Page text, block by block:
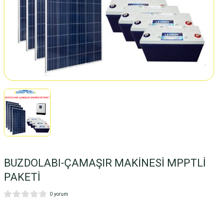
BUZDOLABI-ÇAMAŞIR MAKİNESİ MPPTLİ
PAKETİ
0 yorum